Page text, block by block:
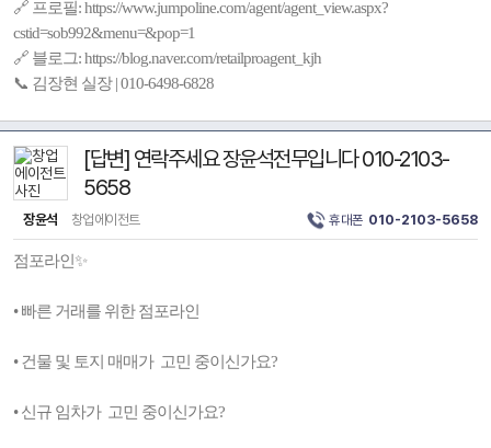
🔗 프로필: https://www.jumpoline.com/agent/agent_view.aspx?
cstid=sob992&menu=&pop=1
🔗 블로그: https://blog.naver.com/retailproagent_kjh
📞 김장현 실장 | 010-6498-6828
[답변] 연락주세요 장윤석전무입니다 010-2103-
5658
장윤석 창업에이전트 휴대폰 010-2103-5658
점포라인✨
• 빠른 거래를 위한 점포라인
• 건물 및 토지 매매가 고민 중이신가요?
• 신규 임차가 고민 중이신가요?